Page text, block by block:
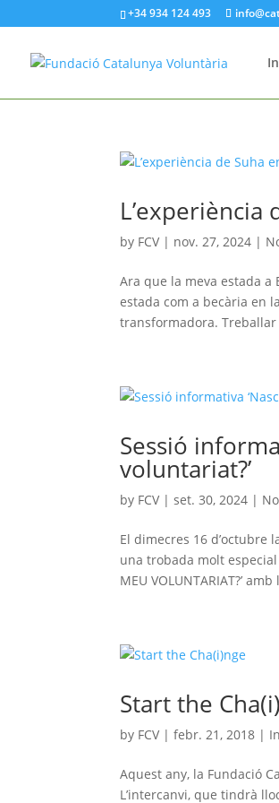
+34 934 124 493
L’experiència
by FCV | nov. 27, 2024 |
Ara que la meva estada
estada com a becària en
transformadora. Treballar
Sessió
voluntariat?’
by FCV |set. 30, 2024 |
El dimecres 16 d’octubre
una trobada molt especial i
MEU VOLUNTARIAT?’
Start the
by FCV |febr. 21, 2018 |
Aquest any, la Fundació
L’intercanvi, que tindrà